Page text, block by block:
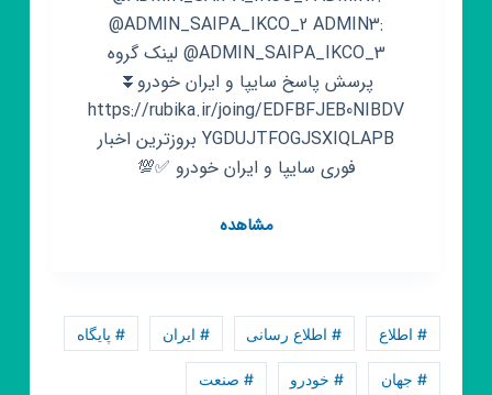
@ADMIN_SAIPA_IKCO_2 ADMIN3:
@ADMIN_SAIPA_IKCO_3 لینک گروه
پرسش پاسخ سایپا و ایران خودرو⏬
https://rubika.ir/joing/EDFBFJEB0NIBDV
YGDUJTFOGJSXIQLAPB بروزترین اخبار
فوری سایپا و ایران خودرو ✅💯
مشاهدهکانال
سایپا
ایران
خودرو
# اطلاع # اطلاع رسانی # ایران # پایگاه
# جهان # خودرو # صنعت